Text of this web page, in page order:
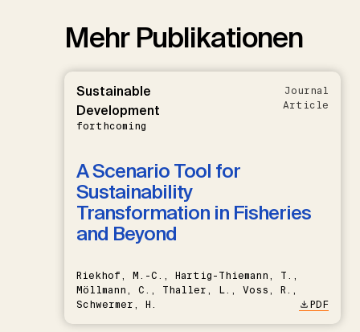
Mehr Publikationen
Sustainable
Development
forthcoming
Journal
Article
A Scenario Tool for
Sustainability
Transformation in Fisheries
and Beyond
Riekhof, M.-C., Hartig-Thiemann, T.,
Möllmann, C., Thaller, L., Voss, R.,
Schwermer, H.
PDF